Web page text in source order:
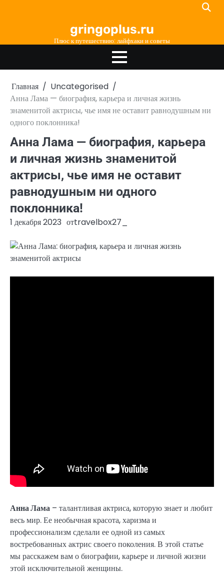
gringoplus.ru
Плюс к путешествию: лайфхаки и советы
Главная
Uncategorised
Анна Лама — биография, карьера и личная жизнь
знаменитой актрисы, чье имя не оставит равнодушным ни
одного поклонника!
Анна Лама — биография, карьера
и личная жизнь знаменитой
актрисы, чье имя не оставит
равнодушным ни одного
поклонника!
1 декабря 2023 отtravelbox27_
Анна Лама – талантливая актриса, которую знает и любит
весь мир. Ее необычная красота, харизма и
профессионализм сделали ее одной из самых
востребованных актрис своего поколения. В этой статье
мы расскажем вам о биографии, карьере и личной жизни
этой исключительной женщины.